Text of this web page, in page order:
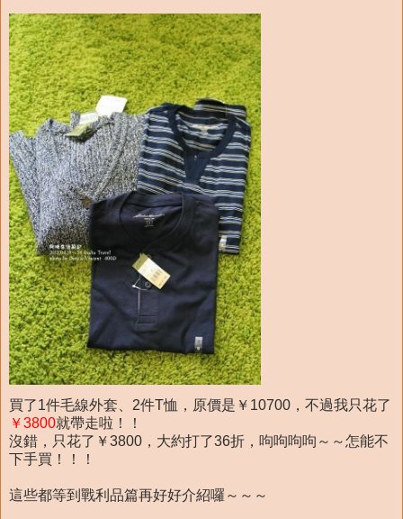
買了1件毛線外套、2件T恤，原價是￥10700，不過我只花了
￥3800就帶走啦！！
沒錯，只花了￥3800，大約打了36折，呴呴呴呴～～怎能不
下手買！！！
這些都等到戰利品篇再好好介紹囉～～～